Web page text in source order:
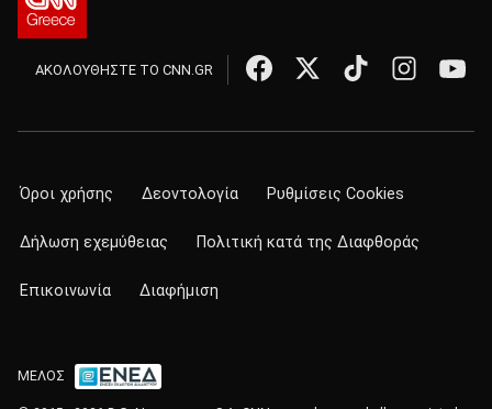
ΑΚΟΛΟΥΘΗΣΤΕ ΤΟ CNN.GR
Όροι χρήσης Δεοντολογία Ρυθμίσεις Cookies
Δήλωση εχεμύθειας Πολιτική κατά της Διαφθοράς
Επικοινωνία Διαφήμιση
ΜΕΛΟΣ